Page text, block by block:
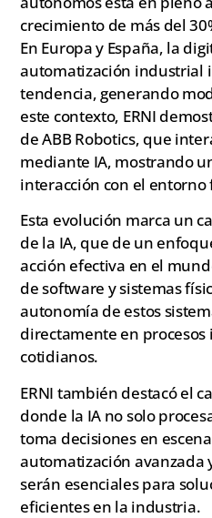
crecimiento de más del
En Europa y España, la
automatización industrial
tendencia, generando
este contexto, ERNI
de ABB Robotics, que
mediante IA, mostrando
interacción con el entorno
Esta evolución marca un
de la IA, que de un
acción efectiva en el
de software y sistemas
autonomía de estos
directamente en
cotidianos.
ERNI también destacó el
donde la IA no solo
toma decisiones en
automatización
serán esenciales para
eficientes en la industria.